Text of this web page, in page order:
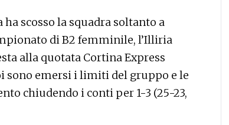
scosso la squadra soltanto a
di B2 femminile, l’Illiria
alla quotata Cortina Express
sono emersi i limiti del gruppo e le
chiudendo i conti per 1-3 (25-23,